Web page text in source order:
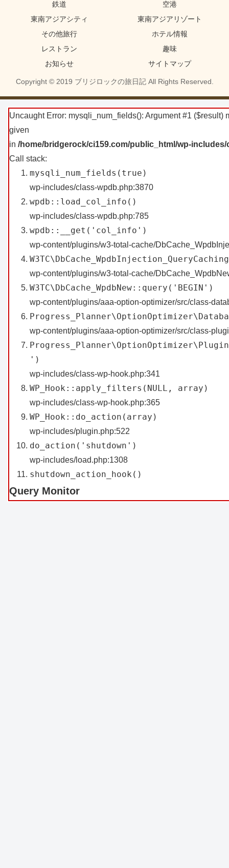
鉄道
空港
東南アジアシティ
東南アジアリゾート
その他旅行
ホテル情報
レストラン
趣味
お知らせ
サイトマップ
Copyright © 2019 ブリジロックの旅日記 All Rights Reserved.
Uncaught Error: mysqli_num_fields(): Argument #1 ($result)
given
in /home/bridgerock/ci159.com/public_html/wp-
Call stack:
mysqli_num_fields(true)
wp-includes/class-wpdb.php:3870
wpdb::load_col_info()
wp-includes/class-wpdb.php:785
wpdb::__get('col_info')
wp-content/plugins/w3-total-cache/
wp-content/plugins/w3-total-cache/
W3TC\DbCache_WpdbNew::query('BEGIN')
wp-content/plugins/aaa-option-optimizer/src/class-
wp-content/plugins/aaa-option-optimizer/src/class-
')
wp-includes/class-wp-hook.php:341
WP_Hook::apply_filters(NULL, array)
wp-includes/class-wp-hook.php:365
WP_Hook::do_action(array)
wp-includes/plugin.php:522
do_action('shutdown')
wp-includes/load.php:1308
shutdown_action_hook()
Query Monitor